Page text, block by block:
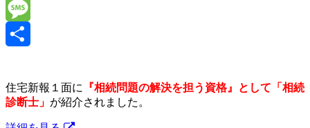
Email
Message
有
住宅新報１面に
『相続問題の解決を担う資格』として「相続
診断士」 が紹介されました。